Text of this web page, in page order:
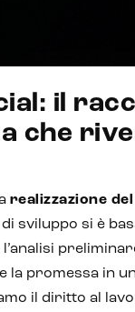
il
che
realizzazione
sviluppo si è
la promessa in
il diritto al